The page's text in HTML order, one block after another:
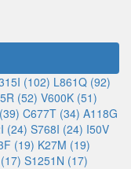
(102) L861Q (92)
(52) V600K (51)
C677T (34) A118G
(24) S768I (24) I50V
(19) K27M (19)
S1251N (17)